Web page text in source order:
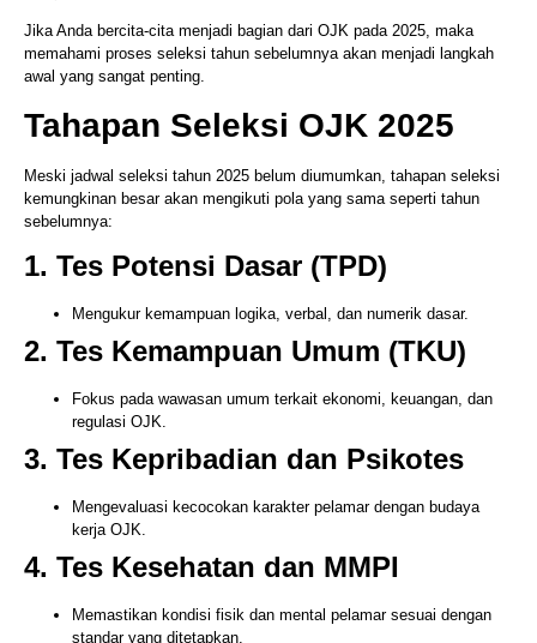
Jika Anda bercita-cita menjadi bagian dari OJK pada 2025, maka
memahami proses seleksi tahun sebelumnya akan menjadi langkah
awal yang sangat penting.
Tahapan Seleksi OJK 2025
Meski jadwal seleksi tahun 2025 belum diumumkan, tahapan seleksi
kemungkinan besar akan mengikuti pola yang sama seperti tahun
sebelumnya:
1. Tes Potensi Dasar (TPD)
Mengukur kemampuan logika, verbal, dan numerik dasar.
2. Tes Kemampuan Umum (TKU)
Fokus pada wawasan umum terkait ekonomi, keuangan, dan
regulasi OJK.
3. Tes Kepribadian dan Psikotes
Mengevaluasi kecocokan karakter pelamar dengan budaya
kerja OJK.
4. Tes Kesehatan dan MMPI
Memastikan kondisi fisik dan mental pelamar sesuai dengan
standar yang ditetapkan.